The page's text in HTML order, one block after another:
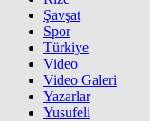
Şavşat
Spor
Türkiye
Video
Video Galeri
Yazarlar
Yusufeli